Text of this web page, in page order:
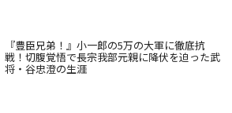
『豊臣兄弟！』小一郎の5万の大軍に徹底抗
戦！切腹覚悟で長宗我部元親に降伏を迫った武
将・谷忠澄の生涯